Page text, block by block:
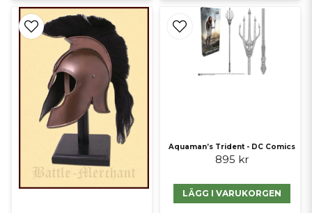
Aquaman’s Trident - DC Comics
895 kr
LÄGG I VARUKORGEN